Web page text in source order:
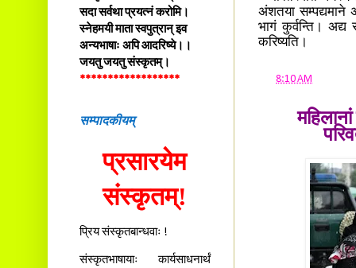
अंशतया सम्पद्यमाने
भागं कुर्वन्ति। अद्य
करिष्यति।
8:10 AM
सदा सर्वथा प्रयत्नं करोमि।
स्नेहमयी माता स्वपुत्रान् इव
अन्यभाषाः अपि आदरिष्ये।।
जयतु जयतु संस्कृतम्।
******************
सम्पादकीयम्
प्रसारयेम
संस्कृतम्!
प्रिय संस्कृतबान्धवाः !
संस्कृतभाषायाः कार्यसाधनार्थं